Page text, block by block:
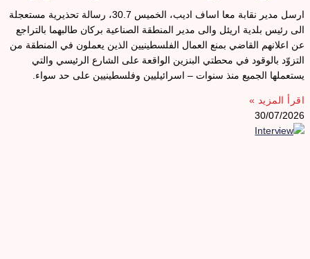
ارسل مدير نقابة معا اساف اديب، الخميس 30.7، رسالة تحذيرية مستعجلة
الى رئيس بلدية اريئل والى مدير المنطقة الصناعية بركان طالبهما بالتراجع
عن اعلانهم القاضي بمنع العمال الفلسطينيين الذين يعملون في المنطقة من
التزوّد بالوقود في محطتي البنزين الواقعة على الشارع الرئيسي والتي
يستعملها الجميع منذ سنوات – اسرائيليين وفلسطينيين على حد سواء.
اقرأ المزيد »
30/07/2026